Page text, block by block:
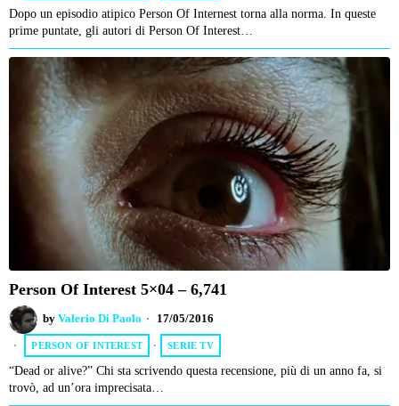
Dopo un episodio atipico Person Of Internest torna alla norma. In queste
prime puntate, gli autori di Person Of Interest…
Person Of Interest 5×04 – 6,741
by Valerio Di Paolo 17/05/2016
PERSON OF INTEREST · SERIE TV
“Dead or alive?” Chi sta scrivendo questa recensione, più di un anno fa, si
trovò, ad un’ora imprecisata…